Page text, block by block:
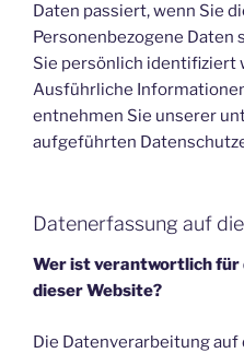
Daten passiert, wenn Sie
Personenbezogene Daten
Sie persönlich identifiziert
Ausführliche
entnehmen Sie unserer
aufgeführten
Datenerfassung auf
Wer ist verantwortlich für
dieser Website?
Die Datenverarbeitung